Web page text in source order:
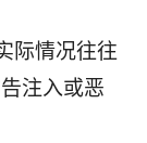
际情况往往
注入或恶